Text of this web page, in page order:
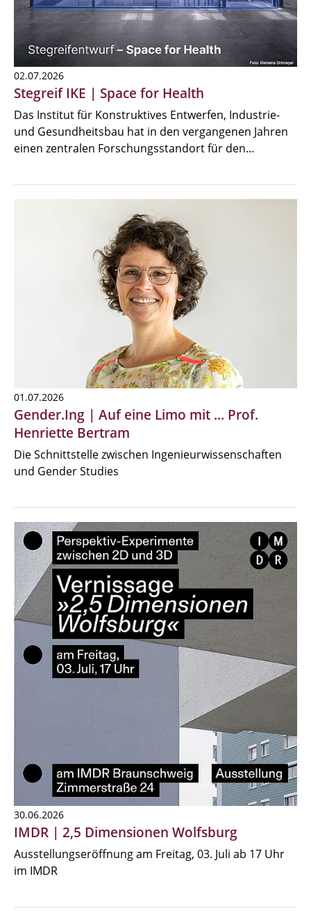
02.07.2026
Stegreif IKE | Space for Health
Das Institut für Konstruktives Entwerfen, Industrie-
und Gesundheitsbau hat in den vergangenen Jahren
einen zentralen Forschungsstandort für den…
01.07.2026
Gender.Ing | Auf eine Limo mit ... Prof.
Henriette Bertram
Die Schnittstelle zwischen Ingenieurwissenschaften
und Gender Studies
30.06.2026
IMDR | 2,5 Dimensionen Wolfsburg
Ausstellungseröffnung am Freitag, 03. Juli ab 17 Uhr
im IMDR